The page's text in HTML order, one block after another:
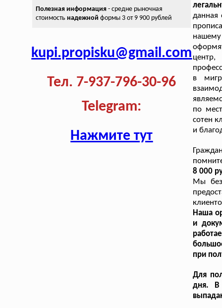
Полезная информация- средне рыночная
стоимость надежной формы 3 от 9 900 рублей
kupi.propisku@gmail.com
Тел. 7-937-796-30-96
Telegram:
Нажмите тут
данная
центр,
в
по
сотен
и
8 000
Мы без
Наша
и
при
Для
дня. В